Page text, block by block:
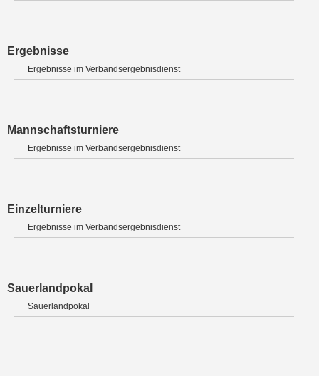
Ergebnisse
Ergebnisse im Verbandsergebnisdienst
Mannschaftsturniere
Ergebnisse im Verbandsergebnisdienst
Einzelturniere
Ergebnisse im Verbandsergebnisdienst
Sauerlandpokal
Sauerlandpokal